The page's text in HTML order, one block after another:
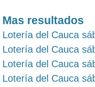
Mas resultados
Lotería del Cauca
Lotería del Cauca
Lotería del Cauca
Lotería del Cauca